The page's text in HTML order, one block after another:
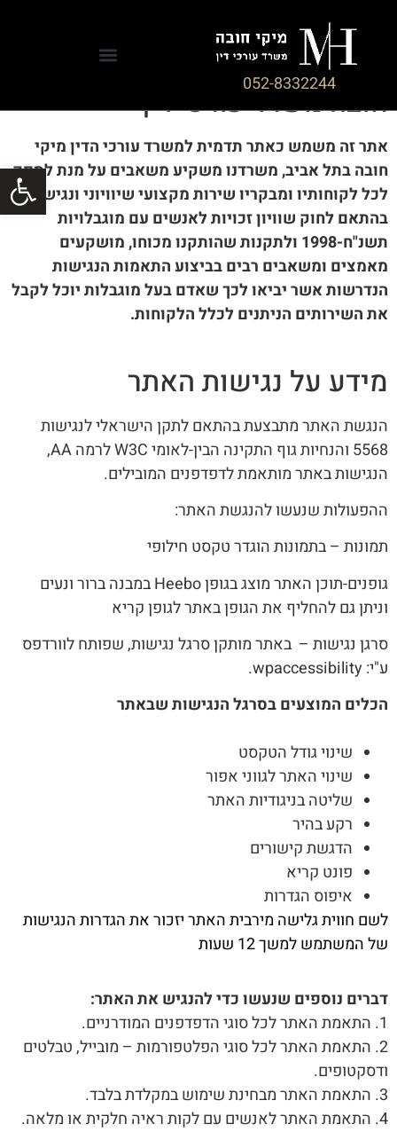
052-8332244
הצהרת הנגישות של אתר מיקי
חובה משרד עורכי דין
אתר זה משמש כאתר תדמית למשרד עורכי הדין מיקי
חובה בתל אביב, משרדנו משקיע משאבים על מנת לספק
לכל לקוחותיו ומבקריו שירות מקצועי שיוויוני ונגיש,
בהתאם לחוק שוויון זכויות לאנשים עם מוגבלויות
תשנ"ח-1998 ולתקנות שהותקנו מכוחו, מושקעים
מאמצים ומשאבים רבים בביצוע התאמות הנגישות
הנדרשות אשר יביאו לכך שאדם בעל מוגבלות יוכל לקבל
את השירותים הניתנים לכלל הלקוחות.
מידע על נגישות האתר
הנגשת האתר מתבצעת בהתאם לתקן הישראלי לנגישות
5568 והנחיות גוף התקינה הבין-לאומי W3C לרמה AA,
הנגישות באתר מותאמת לדפדפנים המובילים.
ההפעולות שנעשו להנגשת האתר:
תמונות – בתמונות הוגדר טקסט חילופי
גופנים-תוכן האתר מוצג בגופן Heebo במבנה ברור ונעים
וניתן גם להחליף את הגופן באתר לגופן קריא
סרגן נגישות – באתר מותקן סרגל נגישות, שפותח לוורדפס
ע"י: wpaccessibility.
הכלים המוצעים בסרגל הנגישות שבאתר
שינוי גודל הטקסט
שינוי האתר לגווני אפור
שליטה בניגודיות האתר
רקע בהיר
הדגשת קישורים
פונט קריא
איפוס הגדרות
לשם חווית גלישה מירבית האתר יזכור את הגדרות הנגישות
של המשתמש למשך 12 שעות
דברים נוספים שנעשו כדי להנגיש את האתר:
1. התאמת האתר לכל סוגי הדפדפנים המודרניים.
2. התאמת האתר לכל סוגי הפלטפורמות – מובייל, טבלטים
ודסקטופים.
3. התאמת האתר מבחינת שימוש במקלדת בלבד.
4. התאמת האתר לאנשים עם לקות ראיה חלקית או מלאה.
פתח